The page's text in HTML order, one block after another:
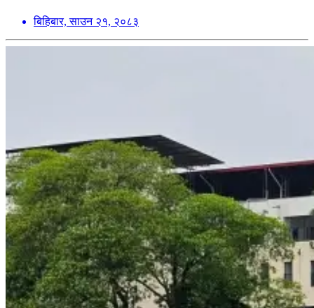
बिहिबार, साउन २१, २०८३